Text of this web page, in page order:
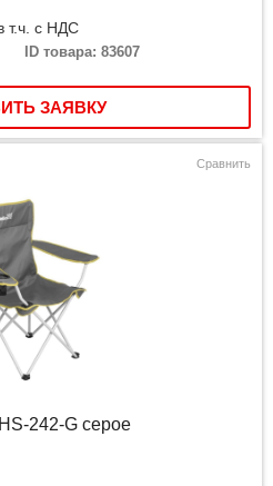
т.ч. с НДС
ID товара: 83607
ЗАЯВКУ
Сравнить
242-G серое